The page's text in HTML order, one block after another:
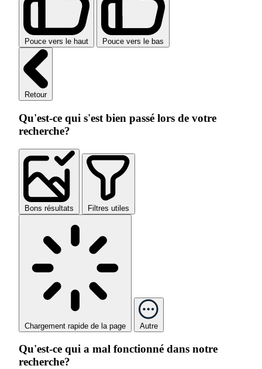
Pouce vers le haut Pouce vers le bas
Retour
Qu'est-ce qui s'est bien passé lors de votre
recherche?
Bons résultats Filtres utiles
Chargement rapide de la page Autre
Qu'est-ce qui a mal fonctionné dans notre
recherche?